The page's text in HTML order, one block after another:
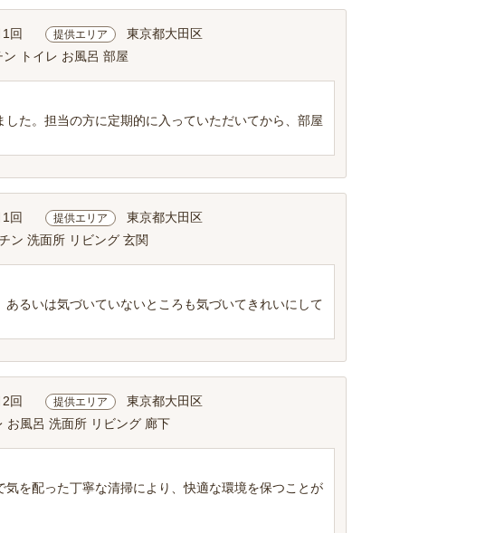
回 提供エリア 東京都大田区
ン トイレ お風呂 部屋
た。担当の方に定期的に入っていただいてから、部屋
回 提供エリア 東京都大田区
ン 洗面所 リビング 玄関
るいは気づいていないところも気づいてきれいにして
回 提供エリア 東京都大田区
お風呂 洗面所 リビング 廊下
を配った丁寧な清掃により、快適な環境を保つことが